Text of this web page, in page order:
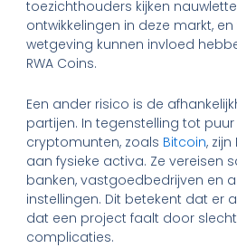
toezichthouders kijken
ontwikkelingen in deze markt,
wetgeving kunnen invloed
RWA Coins.
Een ander risico is de
partijen. In tegenstelling tot
cryptomunten, zoals Bitcoin,
aan fysieke activa. Ze vereisen
banken, vastgoedbedrijven en
instellingen. Dit betekent dat er
dat een project faalt door
complicaties.